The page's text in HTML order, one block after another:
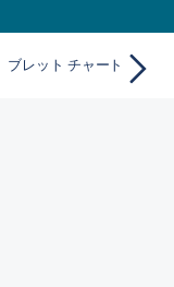
ブレット チャート